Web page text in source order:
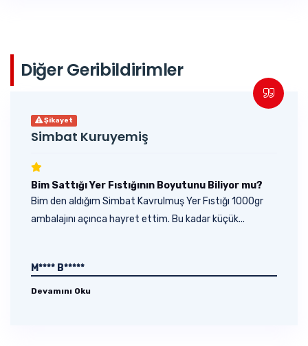
Diğer Geribildirimler
Şikayet
Simbat Kuruyemiş
Bim Sattığı Yer Fıstığının Boyutunu Biliyor mu?
Bim den aldığım Simbat Kavrulmuş Yer Fıstığı 1000gr
ambalajını açınca hayret ettim. Bu kadar küçük...
M**** B*****
Devamını Oku